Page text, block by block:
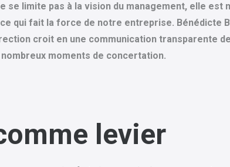
se limite pas à la vision du management, elle est
qui fait la force de notre entreprise. Bénédicte
croit en une communication transparente
moments de concertation.
levier